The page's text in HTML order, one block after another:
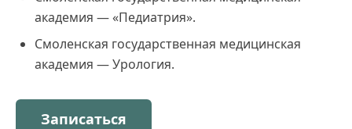
академия — «Педиатрия».
Смоленская государственная медицинская
академия — Урология.
Записаться